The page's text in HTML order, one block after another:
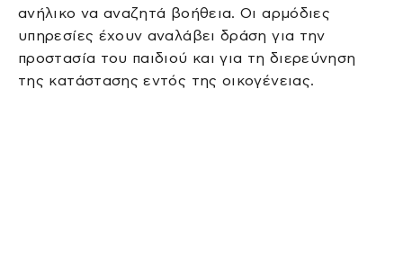
ανήλικο να αναζητά βοήθεια. Οι αρμόδιες
υπηρεσίες έχουν αναλάβει δράση για την
προστασία του παιδιού και για τη διερεύνηση
της κατάστασης εντός της οικογένειας.